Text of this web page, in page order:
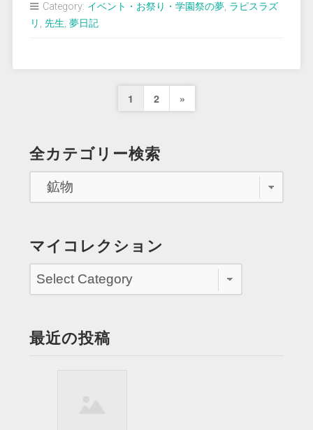
物
る
に
す
る”
Category: イベント・お祭り・学園祭の夢, ラピスラズ
リ , 先生, 夢日記
投
の
ペ
送
り
1 2
Next
»
全カテゴリー検索
マイコレクション
最近の投稿